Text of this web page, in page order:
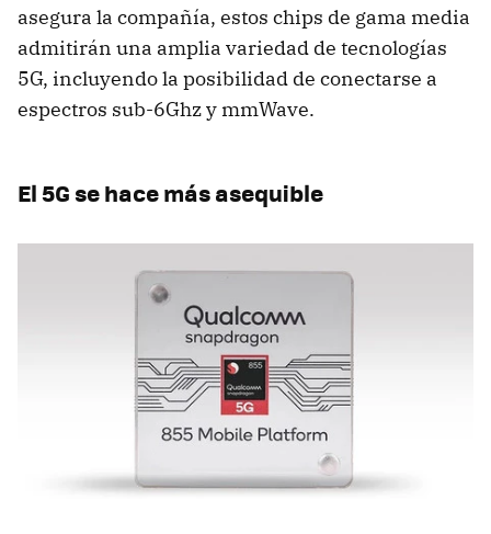
asegura la compañía, estos chips de gama media
admitirán una amplia variedad de tecnologías
5G, incluyendo la posibilidad de conectarse a
espectros sub-6Ghz y mmWave.
El 5G se hace más asequible